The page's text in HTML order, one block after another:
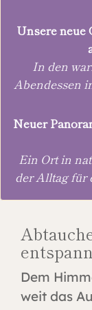
Unsere neue
In den
Abendessen
Neuer
Ein Ort in
der Alltag für
Dem
weit das